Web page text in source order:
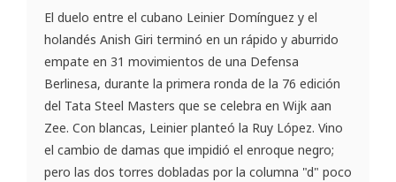
El duelo entre el cubano Leinier Domínguez y el
holandés Anish Giri terminó en un rápido y aburrido
empate en 31 movimientos de una Defensa
Berlinesa, durante la primera ronda de la 76 edición
del Tata Steel Masters que se celebra en Wijk aan
Zee. Con blancas, Leinier planteó la Ruy López. Vino
el cambio de damas que impidió el enroque negro;
pero las dos torres dobladas por la columna "d" poco